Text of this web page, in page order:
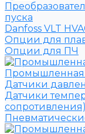
пуска
Danfoss VLT
Опции для
Опции для ПЧ
Промышленная
Датчики
Датчики
сопротивления)